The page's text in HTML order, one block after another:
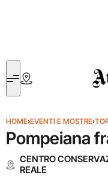
HOME›EVENTI E MOSTRE›
Pompeiana
CENTRO
REALE